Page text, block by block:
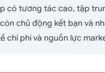
có tương tác cao, tập
chủ động kết bạn và
chi phí và nguồn lực